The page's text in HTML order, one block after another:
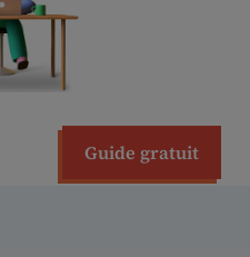
Guide gratuit